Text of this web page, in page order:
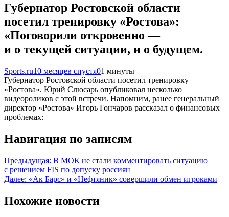
Губернатор Ростовской области
посетил тренировку «Ростова»:
«Поговорили откровенно —
и о текущей ситуации, и о будущем.
Sports.ru10 месяцев спустя01 минуты
Губернатор Ростовской области посетил тренировку
«Ростова». Юрий Слюсарь опубликовал несколько
видеороликов с этой встречи. Напомним, ранее генеральный
директор «Ростова» Игорь Гончаров рассказал о финансовых
проблемах:
Навигация по записям
Предыдущая: В МОК не стали комментировать ситуацию
с решением FIS по допуску россиян
Далее: «Ак Барс» и «Нефтяник» совершили обмен игроками
Похожие новости